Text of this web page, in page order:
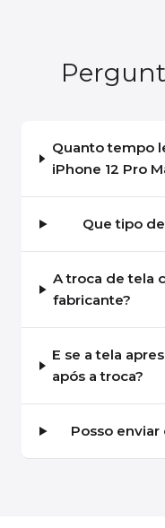
Quanto tempo
iPhone 12 Pro
Que tipo
A troca de tela
fabricante?
E se a tela
após a troca?
Posso